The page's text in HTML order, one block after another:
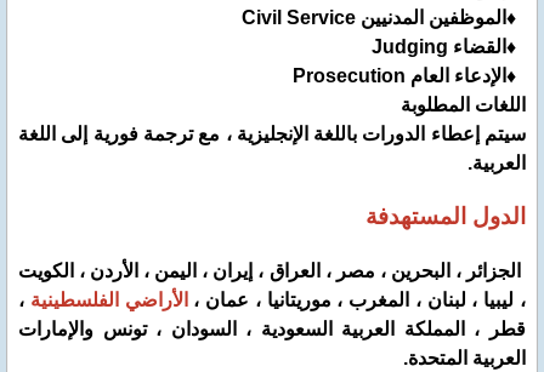
♦الموظفين المدنيين Civil Service
♦القضاء Judging
♦الإدعاء العام Prosecution
اللغات المطلوبة
سيتم إعطاء الدورات باللغة الإنجليزية ، مع ترجمة فورية إلى اللغة
العربية.
الدول المستهدفة
الجزائر ، البحرين ، مصر ، العراق ، إيران ، اليمن ، الأردن ، الكويت
، ليبيا ، لبنان ، المغرب ، موريتانيا ، عمان ، الأراضي الفلسطينية ،
قطر ، المملكة العربية السعودية ، السودان ، تونس والإمارات
العربية المتحدة.